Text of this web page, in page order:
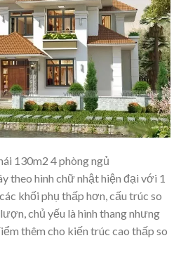
130m2 4 phòng ngủ
theo hình chữ nhật hiện đại với 1
khối phụ thấp hơn, cấu trúc so
chủ yếu là hình thang nhưng
thêm cho kiến trúc cao thấp so